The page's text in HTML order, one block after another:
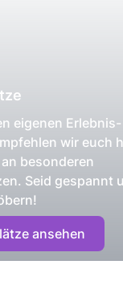
eigenen Erlebnis-
wir euch
besonderen
Seid gespannt
ansehen